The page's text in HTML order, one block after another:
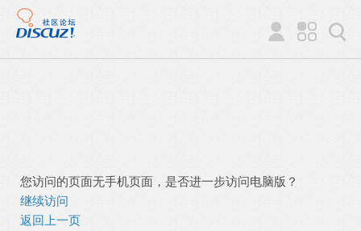
您访问的页面无手机页面，是否进一步访问电脑版？
继续访问
返回上一页